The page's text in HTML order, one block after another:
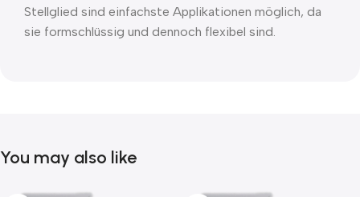
Stellglied sind einfachste Applikationen möglich, da
sie formschlüssig und dennoch flexibel sind.
You may also like